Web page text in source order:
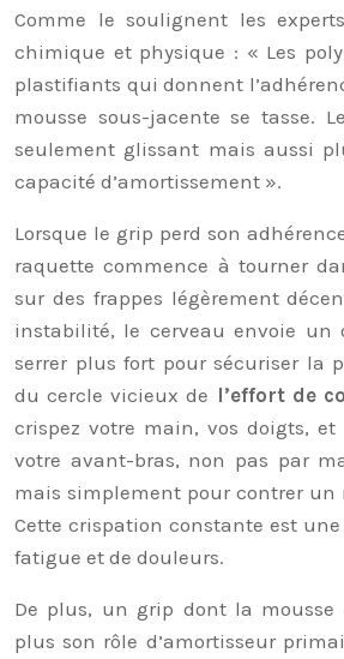
Comme le soulignent les
chimique et physique : « Les
plastifiants qui donnent
mousse sous-jacente se tasse.
seulement glissant mais aussi
capacité d’amortissement ».
Lorsque le grip perd son
raquette commence à tourner
sur des frappes légèrement
instabilité, le cerveau envoie un
serrer plus fort pour sécuriser la
du cercle vicieux de l’effort de
crispez votre main, vos doigts,
votre avant-bras, non pas par
mais simplement pour contrer
Cette crispation constante est
fatigue et de douleurs.
De plus, un grip dont la mousse
plus son rôle d’amortisseur